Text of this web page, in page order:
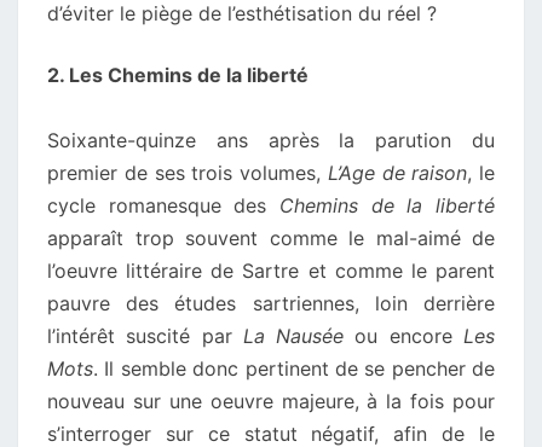
d’éviter le piège de l’esthétisation du réel ?
2. Les Chemins de la liberté
Soixante-quinze ans après la parution du
premier de ses trois volumes, L’Age de raison, le
cycle romanesque des Chemins de la liberté
apparaît trop souvent comme le mal-aimé de
l’oeuvre littéraire de Sartre et comme le parent
pauvre des études sartriennes, loin derrière
l’intérêt suscité par La Nausée ou encoreLes
Mots. Il semble donc pertinent de se pencher de
nouveau sur une oeuvre majeure, à la fois pour
s’interroger sur ce statut négatif, afin de le